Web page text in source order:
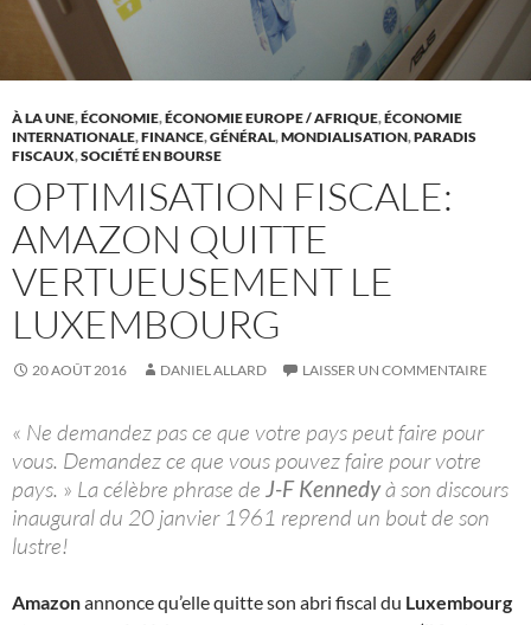
À LA UNE,ÉCONOMIE,ÉCONOMIE EUROPE / AFRIQUE,ÉCONOMIE
INTERNATIONALE,FINANCE,GÉNÉRAL,MONDIALISATION,PARADIS
FISCAUX,SOCIÉTÉ EN BOURSE
OPTIMISATION FISCALE:
AMAZON QUITTE
VERTUEUSEMENT LE
LUXEMBOURG
20 AOÛT 2016 DANIEL ALLARD LAISSER UN COMMENTAIRE
« Ne demandez pas ce que votre pays peut faire pour
vous. Demandez ce que vous pouvez faire pour votre
pays. » La célèbre phrase de J-F Kennedyà son discours
inaugural du 20 janvier 1961 reprend un bout de son
lustre!
Amazonannonce qu’elle quitte son abri fiscal du Luxembourg